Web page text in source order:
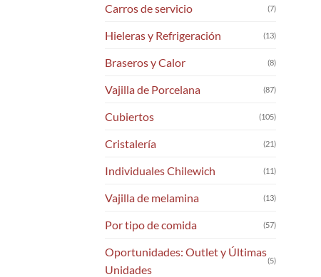
Carros de servicio (7)
Hieleras y Refrigeración (13)
Braseros y Calor (8)
Vajilla de Porcelana (87)
Cubiertos (105)
Cristalería (21)
Individuales Chilewich (11)
Vajilla de melamina (13)
Por tipo de comida (57)
Oportunidades: Outlet y Últimas
Unidades
(5)